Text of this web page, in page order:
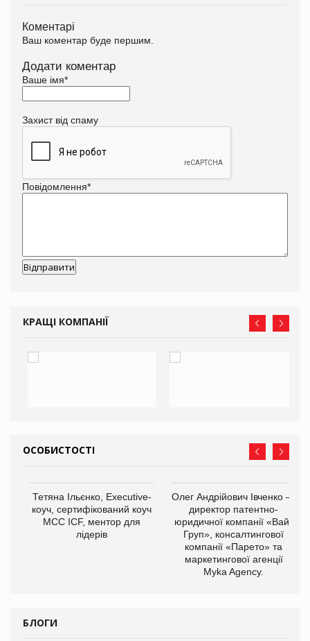
Коментарі
Ваш коментар буде першим.
Додати коментар
Ваше імя*
Захист від спаму
Повідомлення*
КРАЩІ КОМПАНІЇ
ОСОБИСТОСТІ
Тетяна Ільєнко, Executive-
коуч, сертифікований коуч
МСС ICF, ментор для
лідерів
Олег Андрійович Івченко —
директор патентно-
юридичної компанії «Вайз
Груп», консалтингової
компанії «Парето» та
маркетингової агенції
Myka Agency.
БЛОГИ